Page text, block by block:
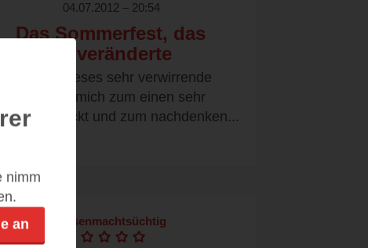
04.07.2012 – 20:54
Das Sommerfest, das
Leben veränderte
&nbsp;Dieses sehr verwirrende
Buch hat mich zum einen sehr
beeindruckt und zum nachdenken...
lesenmachtsüchtig
nimm
an